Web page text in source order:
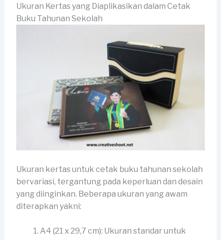
Ukuran Kertas yang Diaplikasikan dalam Cetak
Buku Tahunan Sekolah
Ukuran kertas untuk cetak buku tahunan sekolah
bervariasi, tergantung pada keperluan dan desain
yang diinginkan. Beberapa ukuran yang awam
diterapkan yakni:
A4 (21 x 29,7 cm): Ukuran standar untuk